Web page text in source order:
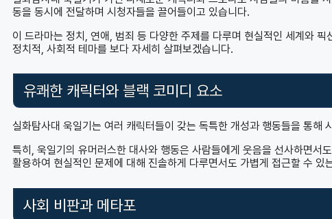
동을 동시에 전달하며 시청자들을 끌어들이고 있습니다.
이 드라마는 정치, 연애, 범죄 등 다양한 주제를 다루며 현실적인 세계와
정치적, 사회적 테마를 보다 자세히 살펴보겠습니다.
유쾌한 캐릭터와 블랙 코미디 요소
실화탐사대 욱일기는 여러 캐릭터들이 갖는 독특한 개성과 행동들을 통해
특히, 욱일기의 유머러스한 대사와 행동은 사람들에게 웃음을 선사하면서
활용하여 현실적인 문제에 대해 진솔하게 다루면서도 가볍게 접근할 수 있
사회 비판과 메타포